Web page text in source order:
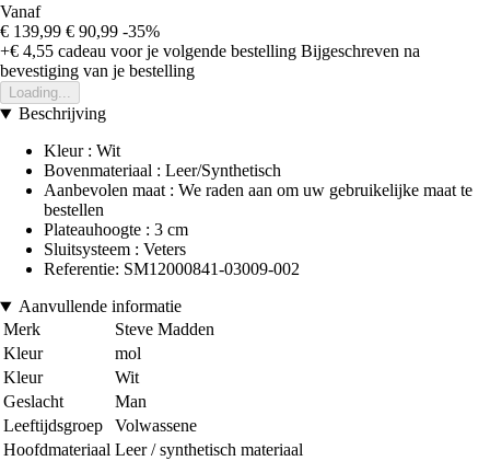
Vanaf
€ 139,99 € 90,99 -35%
+€ 4,55 cadeau voor je volgende bestelling Bijgeschreven na
bevestiging van je bestelling
Loading...
Beschrijving
Kleur : Wit
Bovenmateriaal : Leer/Synthetisch
Aanbevolen maat : We raden aan om uw gebruikelijke maat te
bestellen
Plateauhoogte : 3 cm
Sluitsysteem : Veters
Referentie: SM12000841-03009-002
Aanvullende informatie
Merk
Steve Madden
Kleur
mol
Kleur
Wit
Geslacht
Man
Leeftijdsgroep
Volwassene
Hoofdmateriaal Leer / synthetisch materiaal